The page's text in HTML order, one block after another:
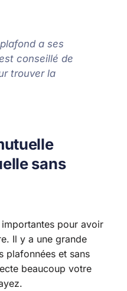
a ses
conseillé de
trouver la
sans
pour avoir
Il y a une grande
plafonnées et sans
beaucoup votre